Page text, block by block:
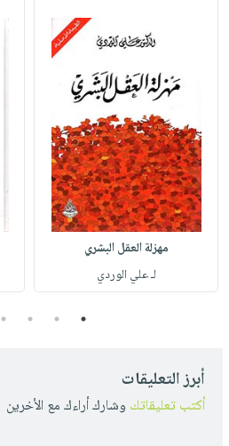
مهزلة العقل البشري
لـ علي الوردي
1
2
3
4
أبرز التعليقات
أكتب تعليقاتك وشارك أراءك مع الأخرين